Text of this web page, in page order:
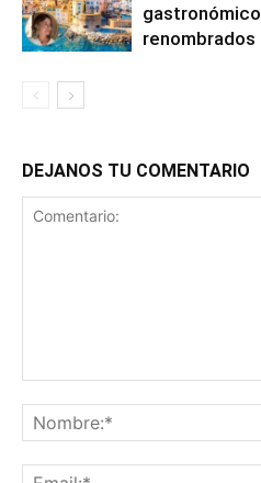
DEJANOS TU COMENTARIO